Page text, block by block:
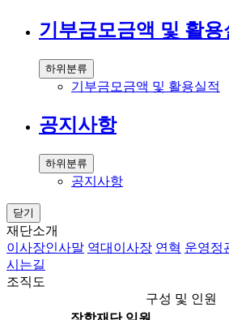
기부금모금액 및 활용
하위분류
기부금모금액 및 활용실적
공지사항
하위분류
공지사항
닫기
재단소개
이사장인사말 역대이사장 연혁 운영정
시는길
조직도
구성 및 인원